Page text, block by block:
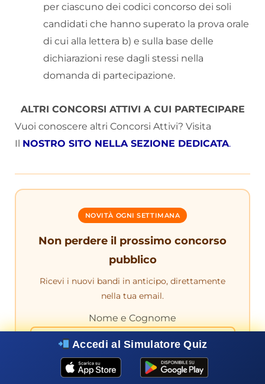
per ciascuno dei codici concorso dei soli
candidati che hanno superato la prova orale
di cui alla lettera b) e sulla base delle
dichiarazioni rese dagli stessi nella
domanda di partecipazione.
ALTRI CONCORSI ATTIVI A CUI PARTECIPARE
Vuoi conoscere altri Concorsi Attivi? Visita
Il NOSTRO SITO NELLA SEZIONE DEDICATA.
NOVITÀ OGNI SETTIMANA
Non perdere il prossimo concorso
pubblico
Ricevi i nuovi bandi in anticipo, direttamente
nella tua email.
Nome e Cognome
La tua email*
Accedi al Simulatore Quiz